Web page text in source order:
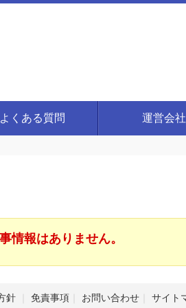
よくある質問 運営会社
情報はありません。
針 免責事項 お問い合わせ サイト